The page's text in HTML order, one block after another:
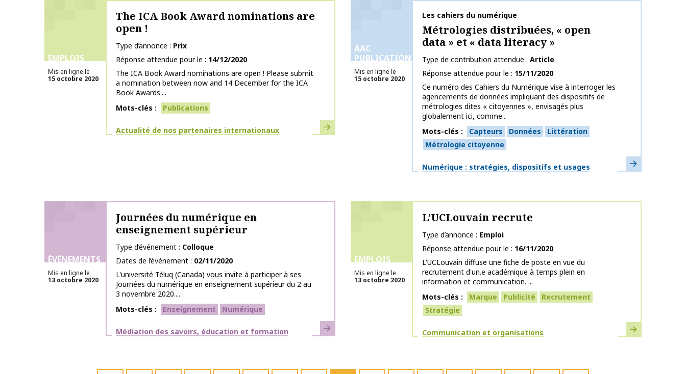
EMPLOIS
Mis en ligne le
15 octobre 2020
The ICA Book Award nominations are
open !
Type d’annonce
Prix
Réponse attendue pour le
14/12/2020
The ICA Book Award nominations are open ! Please submit
a nomination between now and 14 December for the ICA
Book Awards....
Mots-clés
Publications
Thématiques
Actualité de nos partenaires internationaux En savoir plus
AAC
PUBLICATIONS
Mis en ligne le
15 octobre 2020
Nom de la publication
Les cahiers du numérique
Métrologies distribuées, « open
data » et « data literacy »
Type de contribution attendue
Article
Réponse attendue pour le
15/11/2020
Ce numéro des Cahiers du Numérique vise à interroger les
agencements de données impliquant des dispositifs de
métrologies dites « citoyennes », envisagés plus
globalement ici, comme...
Mots-clés
Capteurs Données
Littération
Métrologie citoyenne
Thématiques
Numérique : stratégies, dispositifs et usages En savoir plus
ÉVÉNEMENTS
Mis en ligne le
13 octobre 2020
Journées du numérique en
enseignement supérieur
Type d’événement
Colloque
Dates de l’événement
02/11/2020
L'université Téluq (Canada) vous invite à participer à ses
Journées du numérique en enseignement supérieur du 2 au
3 novembre 2020....
Mots-clés
Enseignement Numérique
Thématiques
Médiation des savoirs, éducation et formation En savoir plus
EMPLOIS
Mis en ligne le
13 octobre 2020
L’UCLouvain recrute
Type d’annonce
Emploi
Réponse attendue pour le
16/11/2020
L'UCLouvain diffuse une fiche de poste en vue du
recrutement d'un.e académique à temps plein en
information et communication. ...
Mots-clés
Marque Publicité
Recrutement
Stratégie
Thématiques
Communication et organisations En savoir plus